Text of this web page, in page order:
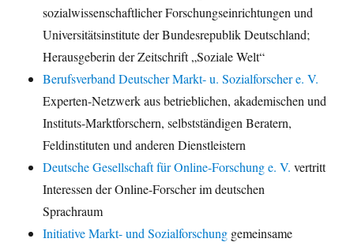
sozialwissenschaftlicher Forschungseinrichtungen und
Universitätsinstitute der Bundesrepublik Deutschland;
Herausgeberin der Zeitschrift „Soziale Welt“
Berufsverband Deutscher Markt- u. Sozialforscher e. V.
Experten-Netzwerk aus betrieblichen, akademischen und
Instituts-Marktforschern, selbstständigen Beratern,
Feldinstituten und anderen Dienstleistern
Deutsche Gesellschaft für Online-Forschung e. V. vertritt
Interessen der Online-Forscher im deutschen
Sprachraum
Initiative Markt- und Sozialforschung gemeinsame